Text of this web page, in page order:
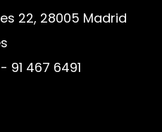
22, 28005 Madrid
- 91 467 6491